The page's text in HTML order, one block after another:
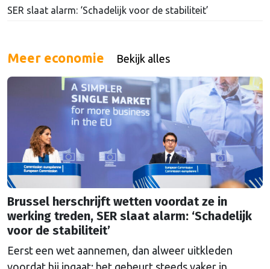
SER slaat alarm: ‘Schadelijk voor de stabiliteit’
Meer economie Bekijk alles
Brussel herschrijft wetten voordat ze in
werking treden, SER slaat alarm: ‘Schadelijk
voor de stabiliteit’
Eerst een wet aannemen, dan alweer uitkleden
voordat hij ingaat: het gebeurt steeds vaker in